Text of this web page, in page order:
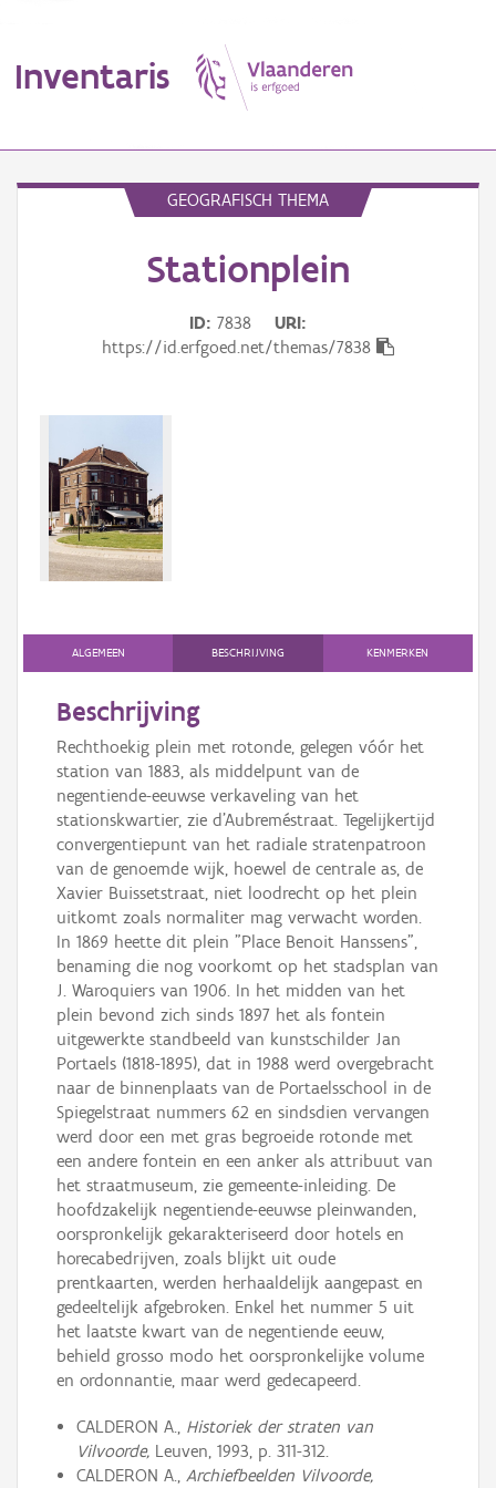
Inventaris
Thema
Gebeurtenis
Persoon of collectief
Downloads
Aanmelden
GEOGRAFISCH THEMA
Stationplein
ID 7838
URI
https://id.erfgoed.net/themas/7838
ALGEMEEN BESCHRIJVING KENMERKEN
Beschrijving
Rechthoekig plein met rotonde, gelegen vóór het
station van 1883, als middelpunt van de
negentiende-eeuwse verkaveling van het
stationskwartier, zie d’Aubreméstraat. Tegelijkertijd
convergentiepunt van het radiale stratenpatroon
van de genoemde wijk, hoewel de centrale as, de
Xavier Buissetstraat, niet loodrecht op het plein
uitkomt zoals normaliter mag verwacht worden.
In 1869 heette dit plein "Place Benoit Hanssens",
benaming die nog voorkomt op het stadsplan van
J. Waroquiers van 1906. In het midden van het
plein bevond zich sinds 1897 het als fontein
uitgewerkte standbeeld van kunstschilder Jan
Portaels (1818-1895), dat in 1988 werd overgebracht
naar de binnenplaats van de Portaelsschool in de
Spiegelstraat nummers 62 en sindsdien vervangen
werd door een met gras begroeide rotonde met
een andere fontein en een anker als attribuut van
het straatmuseum, zie gemeente-inleiding. De
hoofdzakelijk negentiende-eeuwse pleinwanden,
oorspronkelijk gekarakteriseerd door hotels en
horecabedrijven, zoals blijkt uit oude
prentkaarten, werden herhaaldelijk aangepast en
gedeeltelijk afgebroken. Enkel het nummer 5 uit
het laatste kwart van de negentiende eeuw,
behield grosso modo het oorspronkelijke volume
en ordonnantie, maar werd gedecapeerd.
CALDERON A., Historiek der straten van
Vilvoorde,Leuven, 1993, p. 311-312.
CALDERON A., Archiefbeelden Vilvoorde,